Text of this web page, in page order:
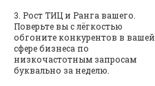
3. Рост ТИЦ и Ранга вашего.
Поверьте вы с лёгкостью
обгоните конкурентов в вашей
сфере бизнеса по
низкочастотным запросам
буквально за неделю.